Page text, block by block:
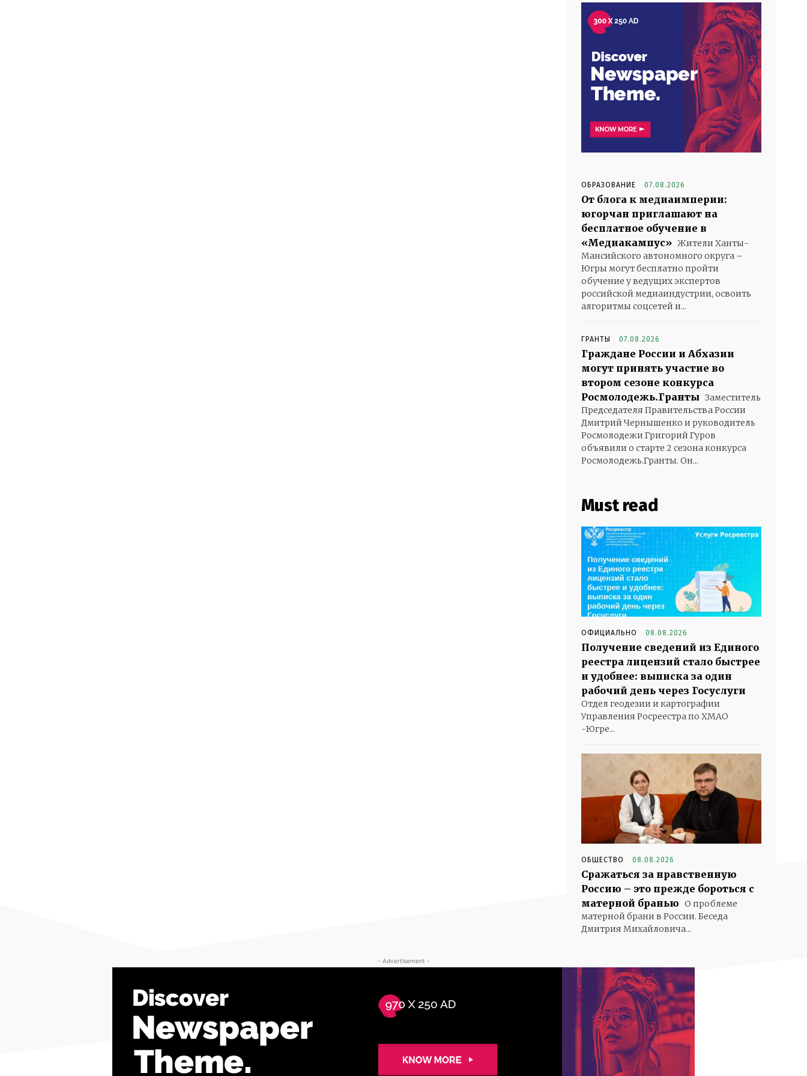
ОБРАЗОВАНИЕ 07.08.2026
От блога к медиаимперии:
югорчан приглашают на
бесплатное обучение в
«Медиакампус» Жители Ханты-
Мансийского автономного округа –
Югры могут бесплатно пройти
обучение у ведущих экспертов
российской медиаиндустрии, освоить
алгоритмы соцсетей и...
ГРАНТЫ 07.08.2026
Граждане России и Абхазии
могут принять участие во
втором сезоне конкурса
Росмолодежь.Гранты Заместитель
Председателя Правительства России
Дмитрий Чернышенко и руководитель
Росмолодежи Григорий Гуров
объявили о старте 2 сезона конкурса
Росмолодежь.Гранты. Он...
Must read
ОФИЦИАЛЬНО 08.08.2026
Получение сведений из Единого
реестра лицензий стало быстрее
и удобнее: выписка за один
рабочий день через Госуслуги
Отдел геодезии и картографии
Управления Росреестра по ХМАО
-Югре...
ОБЩЕСТВО 08.08.2026
Сражаться за нравственную
Россию – это прежде бороться с
матерной бранью О проблеме
матерной брани в России. Беседа
Дмитрия Михайловича...
- Advertisement -